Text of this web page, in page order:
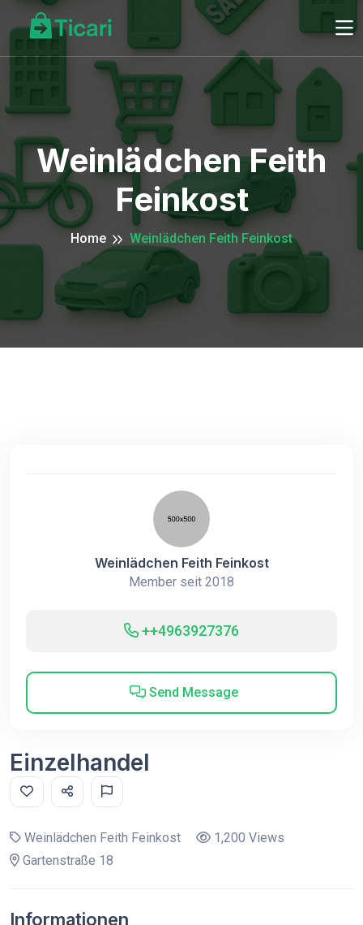
Weinlädchen Feith
Feinkost
Home Weinlädchen Feith Feinkost
Weinlädchen Feith Feinkost
Member seit 2018
++4963927376
Send Message
Einzelhandel
Weinlädchen Feith Feinkost
1,200 Views
Gartenstraße 18
Informationen